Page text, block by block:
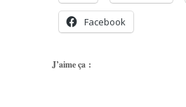
Facebook
J’aime ça :